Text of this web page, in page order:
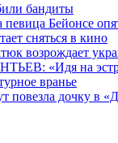
бандиты
Бейонсе
сняться в кино
возрождает
«Идя на
вранье
повезла дочку в